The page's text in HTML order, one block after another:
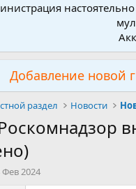
Добавление новой
раздел Новости
Фев 2024